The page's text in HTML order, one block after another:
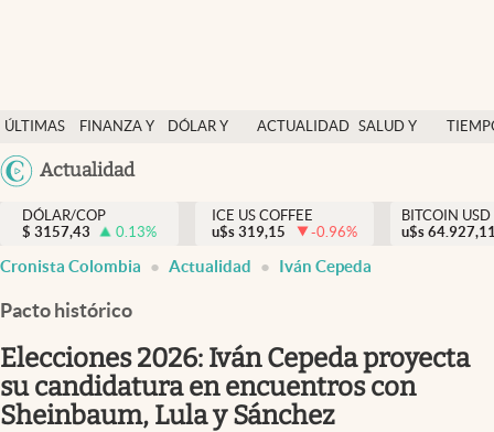
ÚLTIMAS
NOTICIAS
FINANZA Y
DÓLAR Y
ACTUALIDAD SALUD Y
México
Actualidad
Salud y nutrición
Vida espiritual
Actualidad
Colombia
DÓLAR/COP
$ 3157,43 0.13%
ICE US COFFEE
u$s 319,15 -0.96%
BITCOIN USD
u$s
Cronista Colombia Actualidad Iván Cepeda
Pacto histórico
Elecciones 2026: Iván Cepeda proyecta
su candidatura en encuentros con
Sheinbaum, Lula y Sánchez